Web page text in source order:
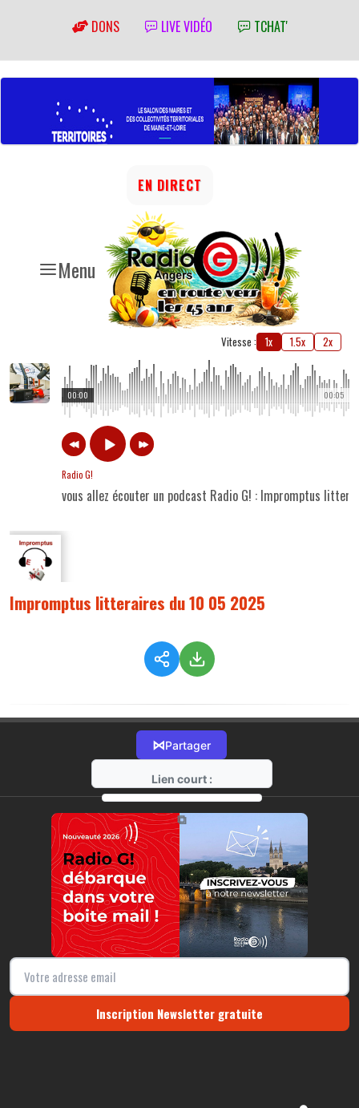
DONS LIVE VIDÉO TCHAT'
Menu
EN DIRECT
Vitesse : 1x 1.5x 2x
00:05
00:00
Radio G!
vous allez écouter un podcast Radio G! : Impromptus
Impromptus litteraires du 10 05 2025
⋈Partager
Lien court :
https://radio-g.fr?17669
⧉
Inscription Newsletter gratuite